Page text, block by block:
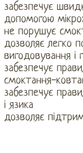
забезпечує
допомогою
не порушує
дозволяє легко
вигодовування і
забезпечує
смоктання-
забезпечує
і язика
дозволяє